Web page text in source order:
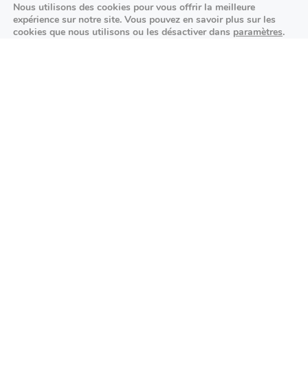
25/09/2026
Nous utilisons des cookies pour vous offrir la meilleure
expérience sur notre site. Vous pouvez en savoir plus sur les
cookies que nous utilisons ou les désactiver dans paramètres.